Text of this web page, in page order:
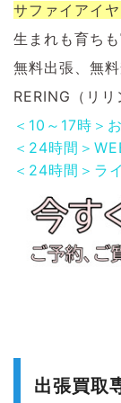
サファイアイ
生まれも育ち
無料出張、無
RERING（リリ
＜10～17時＞
＜24時間＞
＜24時間＞ラ
出張買取